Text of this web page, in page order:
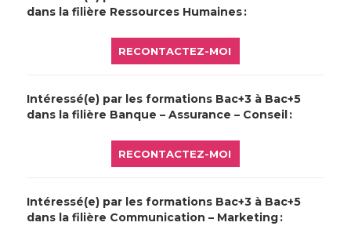
dans la filière Ressources Humaines :
RECONTACTEZ-MOI
Intéressé(e) par les formations Bac+3 à Bac+5
dans la filière Banque – Assurance – Conseil :
RECONTACTEZ-MOI
Intéressé(e) par les formations Bac+3 à Bac+5
dans la filière Communication – Marketing :